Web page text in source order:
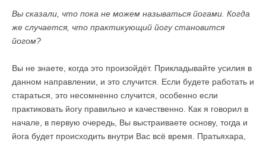
Вы сказали, что пока не можем называться йогами. Когда
же случается, что практикующий йогу становится
йогом?
Вы не знаете, когда это произойдёт. Прикладывайте усилия в
данном направлении, и это случится. Если будете работать и
стараться, это несомненно случится, особенно если
практиковать йогу правильно и качественно. Как я говорил в
начале, в первую очередь, Вы выстраиваете основу, тогда и
йога будет происходить внутри Вас всё время. Пратьяхара,